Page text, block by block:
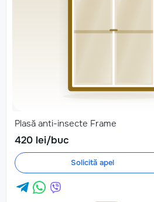
Plasă anti-insecte Frame
420 lei/buc
Solicită apel